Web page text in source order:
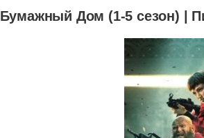
Бумажный Дом (1-5 сезон) |